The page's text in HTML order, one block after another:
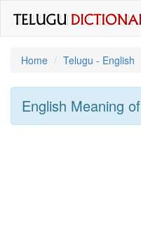
Home
Telugu - English
English Meaning of